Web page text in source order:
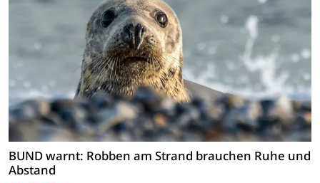
BUND warnt: Robben am Strand brauchen Ruhe und
Abstand